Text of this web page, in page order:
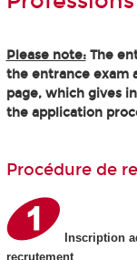
Please note:The
the entrance exam
page, which gives
the application
Procédure de
Inscription
recrutement